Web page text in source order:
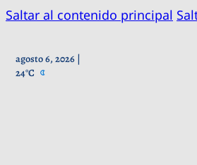
Saltar al contenido principal
agosto 6, 2026 |
24°C